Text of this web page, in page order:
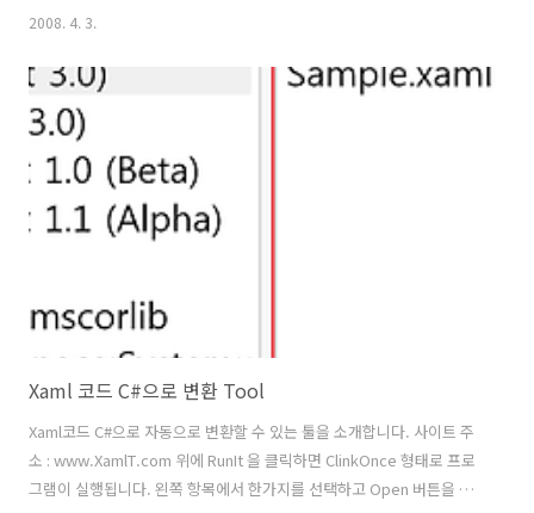
래스의 DownloadProgressChanged 이벤트를 이용하여 % 를 출력했
를 사용하며, Silverlight 2.0에 새로 추가된 이벤트 입니다.
MediaElement media = null; public Page() {
InitializeComponent(); WebClient webClient = new WebClient();
// 동영상 경로 webClien..
2008. 4. 3.
Xaml 코드 C#으로 변환 Tool
Xaml코드 C#으로 자동으로 변환할 수 있는 툴을 소개합니다. 사이트 주
소 : www.XamlT.com 위에 RunIt 을 클릭하면 ClinkOnce 형태로 프로
그램이 실행됩니다. 왼쪽 항목에서 한가지를 선택하고 Open 버튼을 클